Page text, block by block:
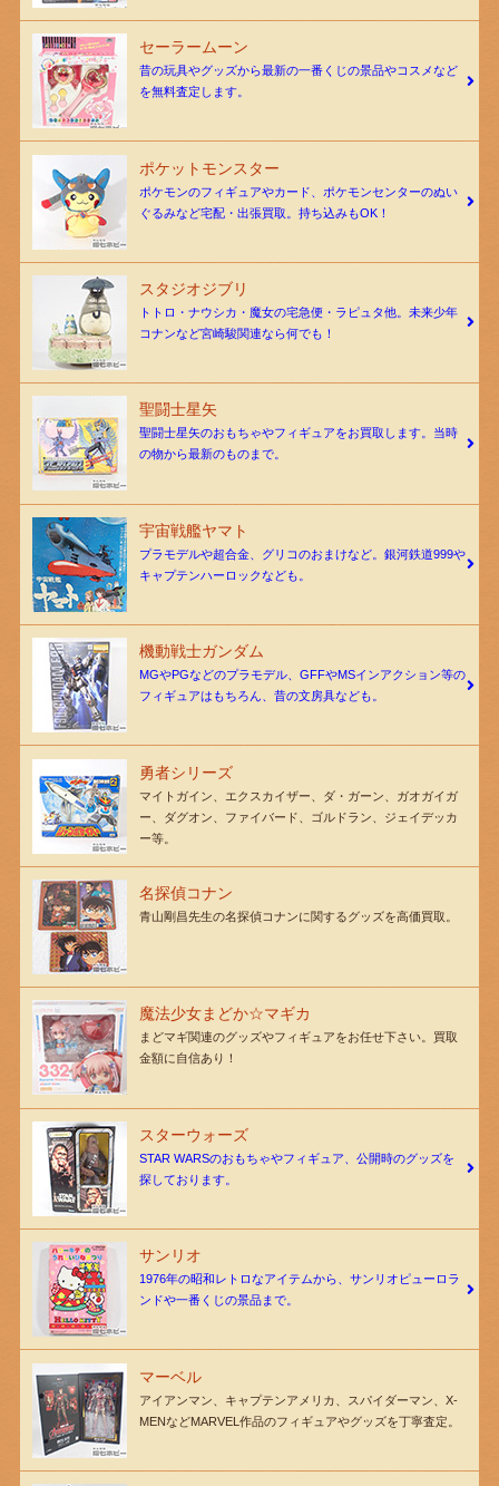
セーラームーン
昔の玩具やグッズから最新の一番くじの景品やコスメなど
を無料査定します。
ポケットモンスター
ポケモンのフィギュアやカード、ポケモンセンターのぬい
ぐるみなど宅配・出張買取。持ち込みもOK！
スタジオジブリ
トトロ・ナウシカ・魔女の宅急便・ラピュタ他。未来少年
コナンなど宮崎駿関連なら何でも！
聖闘士星矢
聖闘士星矢のおもちゃやフィギュアをお買取します。当時
の物から最新のものまで。
宇宙戦艦ヤマト
プラモデルや超合金、グリコのおまけなど。銀河鉄道999や
キャプテンハーロックなども。
機動戦士ガンダム
MGやPGなどのプラモデル、GFFやMSインアクション等の
フィギュアはもちろん、昔の文房具なども。
勇者シリーズ
マイトガイン、エクスカイザー、ダ・ガーン、ガオガイガ
ー、ダグオン、ファイバード、ゴルドラン、ジェイデッカ
ー等。
名探偵コナン
青山剛昌先生の名探偵コナンに関するグッズを高価買取。
魔法少女まどか☆マギカ
まどマギ関連のグッズやフィギュアをお任せ下さい。買取
金額に自信あり！
スターウォーズ
STAR WARSのおもちゃやフィギュア、公開時のグッズを
探しております。
サンリオ
1976年の昭和レトロなアイテムから、サンリオピューロラ
ンドや一番くじの景品まで。
マーベル
アイアンマン、キャプテンアメリカ、スパイダーマン、X-
MENなどMARVEL作品のフィギュアやグッズを丁寧査定。